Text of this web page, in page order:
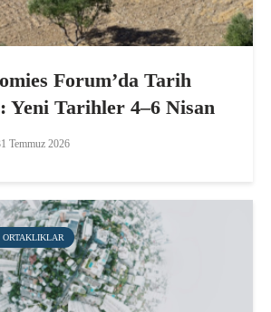
Forum’da Tarih
Yeni Tarihler 4–6 Nisan
Temmuz 2026